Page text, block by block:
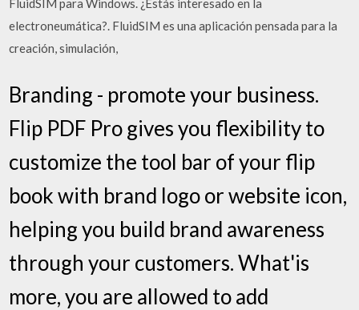
FluidSIM para Windows. ¿Estás interesado en la
electroneumática?. FluidSIM es una aplicación pensada para la
creación, simulación,
Branding - promote your business.
Flip PDF Pro gives you flexibility to
customize the tool bar of your flip
book with brand logo or website icon,
helping you build brand awareness
through your customers. What'is
more, you are allowed to add